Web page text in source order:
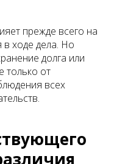
прежде всего на
ходе дела. Но
долга или
только от
всех